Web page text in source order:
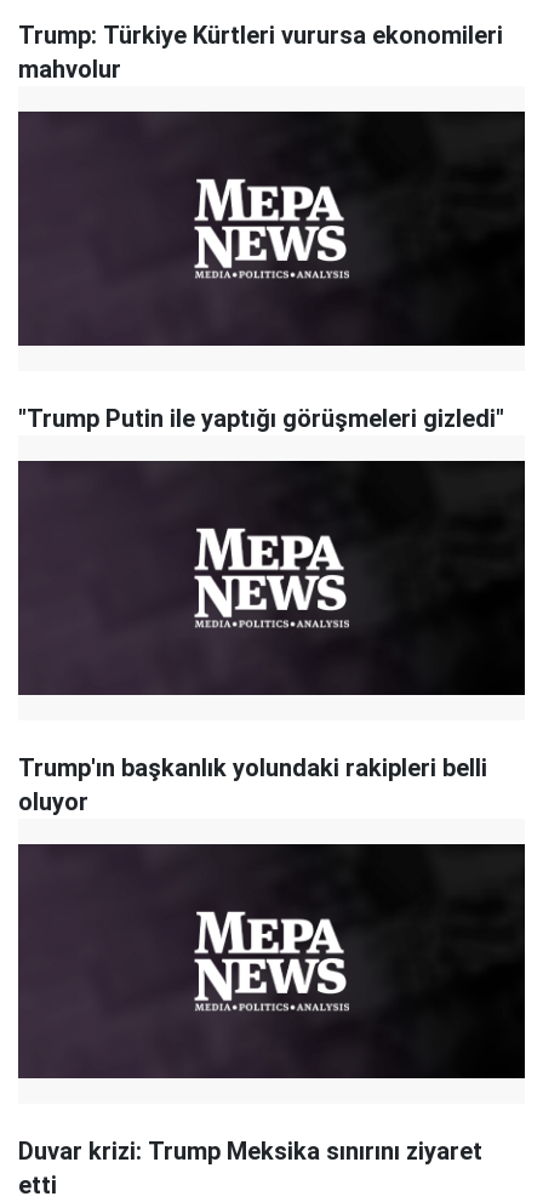
Trump: Türkiye Kürtleri vurursa ekonomileri
mahvolur
"Trump Putin ile yaptığı görüşmeleri gizledi"
Trump'ın başkanlık yolundaki rakipleri belli
oluyor
Duvar krizi: Trump ​Meksika sınırını ziyaret
etti